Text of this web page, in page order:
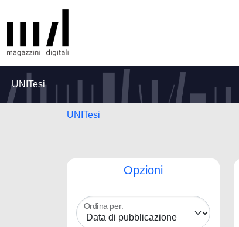
UNITesi
UNITesi
Opzioni
Ordina per: